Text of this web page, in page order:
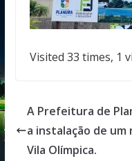
Visited 33 times, 1
A Prefeitura de
a instalação de
Vila Olímpica.